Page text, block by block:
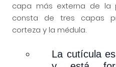
capa más externa de la
consta de tres capas
corteza y la médula.
La cutícula